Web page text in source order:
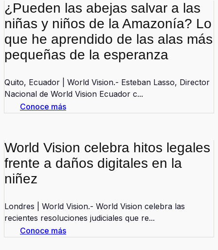
¿Pueden las abejas salvar a las
niñas y niños de la Amazonía? Lo
que he aprendido de las alas más
pequeñas de la esperanza
Quito, Ecuador | World Vision.- Esteban Lasso, Director
Nacional de World Vision Ecuador c...
Conoce más
World Vision celebra hitos legales
frente a daños digitales en la
niñez
Londres | World Vision.- World Vision celebra las
recientes resoluciones judiciales que re...
Conoce más